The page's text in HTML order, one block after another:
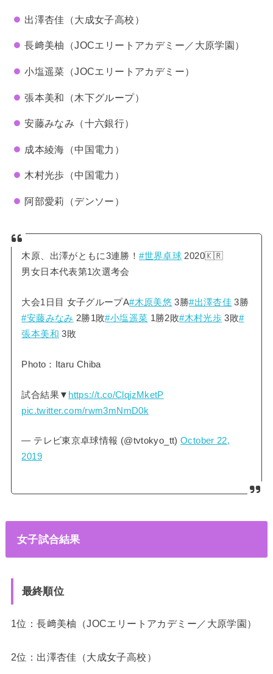
出澤杏佳（大成女子高校）
長﨑美柚（JOCエリートアカデミー／大原学園）
小塩遥菜（JOCエリートアカデミー）
張本美和（木下グループ）
安藤みなみ（十六銀行）
成本綾海（中国電力）
木村光歩（中国電力）
阿部愛莉（デンソー）
木原、出澤がともに3連勝！#世界卓球 2020🇰🇷
男女日本代表第1次選考会
大会1日目 女子グループA#木原美悠 3勝#出澤杏佳 3勝
#安藤みなみ 2勝1敗#小塩遥菜 1勝2敗#木村光歩 3敗#
張本美和 3敗
Photo：Itaru Chiba
試合結果▼ https://t.co/ClqjzMketP
pic.twitter.com/rwm3mNmD0k
— テレビ東京卓球情報 (@tvtokyo_tt)October 22,
2019
女子試合結果
最終順位
1位：長﨑美柚（JOCエリートアカデミー／大原学園）
2位：出澤杏佳（大成女子高校）